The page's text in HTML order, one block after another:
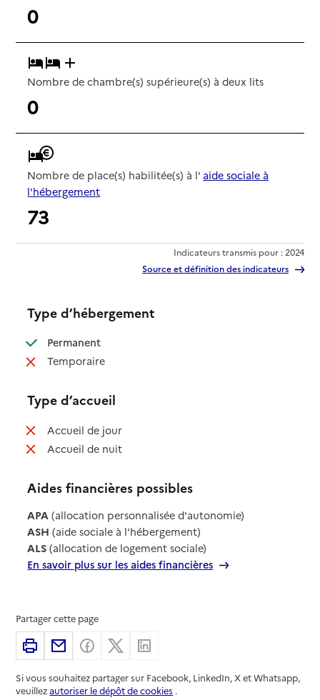
0
Nombre de chambre(s) supérieure(s) à deux lits
0
Nombre de place(s) habilitée(s) à l' aide sociale à
l'hébergement
73
Indicateurs transmis pour : 2024
Source et définition des indicateurs
Type d’hébergement
Permanent: disponible
Temporaire: non disponible
Type d’accueil
Accueil de jour: non disponible
Accueil de nuit: non disponible
Aides financières possibles
APA (allocation personnalisée d'autonomie)
ASH (aide sociale à l'hébergement)
ALS (allocation de logement sociale)
En savoir plus sur les aides financières
Partager cette page
ImprimerPartager par email
Partager sur Facebook
Partager sur X
Si vous souhaitez partager sur Facebook, LinkedIn, X et Whatsapp,
veuillezautoriser le dépôt de cookies .